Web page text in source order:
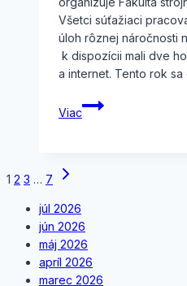
Všetci súťažiaci
úloh rôznej náročnosti
k dispozícii mali dve
a internet. Tento rok
Viac
Internetová
matematická
Page
navigation
1 2 3 … 7
Next
júl 2026
jún 2026
máj 2026
apríl 2026
marec 2026